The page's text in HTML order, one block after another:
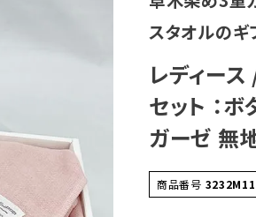
スタオルのギ
レディー
セット ：
ガーゼ 無
商品番号 3232M11